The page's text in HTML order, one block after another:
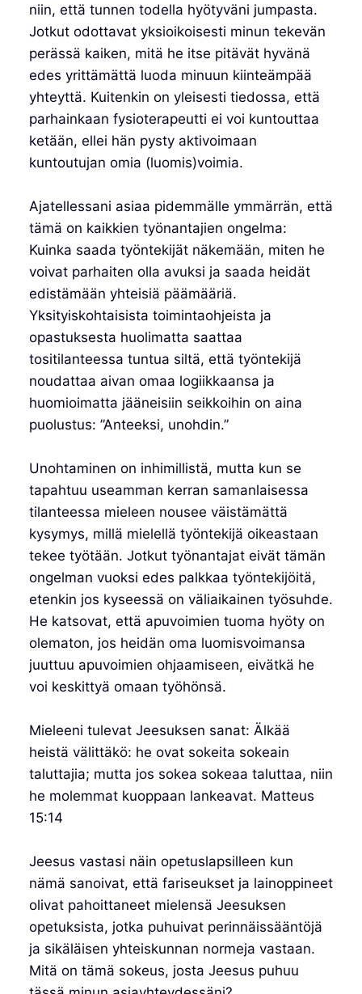
niin, että tunnen todella hyötyväni jumpasta.
Jotkut odottavat yksioikoisesti minun tekevän
perässä kaiken, mitä he itse pitävät hyvänä
edes yrittämättä luoda minuun kiinteämpää
yhteyttä. Kuitenkin on yleisesti tiedossa, että
parhainkaan fysioterapeutti ei voi kuntouttaa
ketään, ellei hän pysty aktivoimaan
kuntoutujan omia (luomis)voimia.
Ajatellessani asiaa pidemmälle ymmärrän, että
tämä on kaikkien työnantajien ongelma:
Kuinka saada työntekijät näkemään, miten he
voivat parhaiten olla avuksi ja saada heidät
edistämään yhteisiä päämääriä.
Yksityiskohtaisista toimintaohjeista ja
opastuksesta huolimatta saattaa
tositilanteessa tuntua siltä, että työntekijä
noudattaa aivan omaa logiikkaansa ja
huomioimatta jääneisiin seikkoihin on aina
puolustus: ”Anteeksi, unohdin.”
Unohtaminen on inhimillistä, mutta kun se
tapahtuu useamman kerran samanlaisessa
tilanteessa mieleen nousee väistämättä
kysymys, millä mielellä työntekijä oikeastaan
tekee työtään. Jotkut työnantajat eivät tämän
ongelman vuoksi edes palkkaa työntekijöitä,
etenkin jos kyseessä on väliaikainen työsuhde.
He katsovat, että apuvoimien tuoma hyöty on
olematon, jos heidän oma luomisvoimansa
juuttuu apuvoimien ohjaamiseen, eivätkä he
voi keskittyä omaan työhönsä.
Mieleeni tulevat Jeesuksen sanat: Älkää
heistä välittäkö: he ovat sokeita sokeain
taluttajia; mutta jos sokea sokeaa taluttaa, niin
he molemmat kuoppaan lankeavat. Matteus
15:14
Jeesus vastasi näin opetuslapsilleen kun
nämä sanoivat, että fariseukset ja lainoppineet
olivat pahoittaneet mielensä Jeesuksen
opetuksista, jotka puhuivat perinnäissääntöjä
ja sikäläisen yhteiskunnan normeja vastaan.
Mitä on tämä sokeus, josta Jeesus puhuu